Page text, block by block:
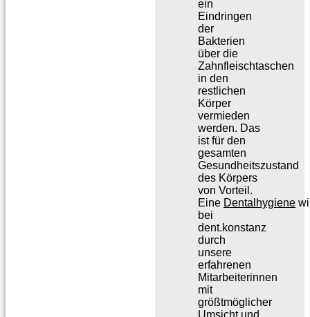
ein
Eindringen
der
Bakterien
über die
Zahnfleischtaschen
in den
restlichen
Körper
vermieden
werden. Das
ist für den
gesamten
Gesundheitszustand
des Körpers
von Vorteil.
Eine Dentalhygiene
bei
dent.konstanz
durch
unsere
erfahrenen
Mitarbeiterinnen
mit
größtmöglicher
Umsicht und